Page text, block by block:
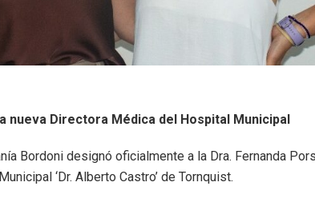
nueva Directora Médica del Hospital Municipal
Bordoni designó oficialmente a la Dra. Fernanda
‘Dr. Alberto Castro’ de Tornquist.